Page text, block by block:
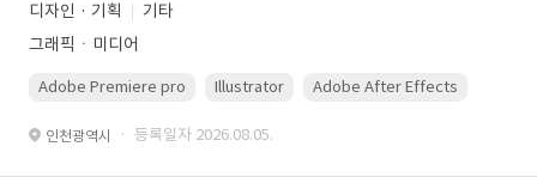
디자인 · 기획
기타
그래픽ㆍ미디어
Adobe Premiere pro Illustrator Adobe After Effects
인천광역시 · 등록일자 2026.08.05.